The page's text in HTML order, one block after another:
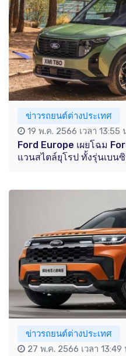
ข่าวรถยนต์ต่างประเทศ
19 พ.ค. 2566 เวลา 13:55
Ford Europe เผยโฉม
แวนสไตล์ยุโรป ทั้งรุ่นเบน
ข่าวรถยนต์ต่างประเทศ
27 พ.ค. 2566 เวลา 13:49